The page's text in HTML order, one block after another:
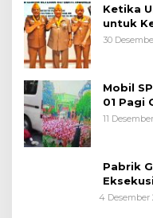
Ketika
untuk
30
Mobil
01 Pagi
11
Pabrik
4 Desember